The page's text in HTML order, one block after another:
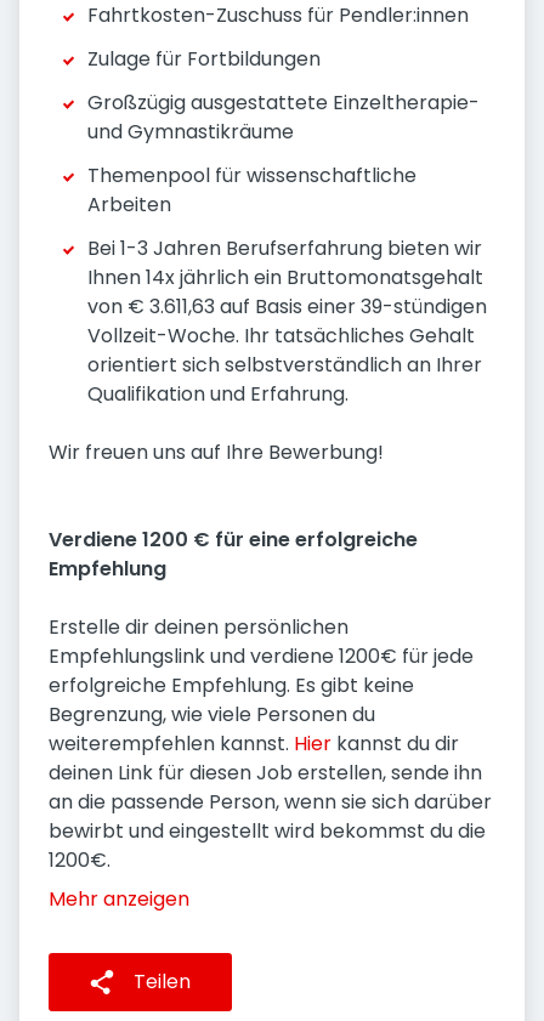
Fahrtkosten-Zuschuss für Pendler:innen
Zulage für Fortbildungen
Großzügig ausgestattete Einzeltherapie-
und Gymnastikräume
Themenpool für wissenschaftliche
Arbeiten
Bei 1-3 Jahren Berufs­erfahrung bieten wir
Ihnen 14x jährlich ein Brutto­monats­gehalt
von € 3.611,63 auf Basis einer 39-stündigen
Vollzeit-Woche. Ihr tatsächliches Gehalt
orientiert sich selbst­verständlich an Ihrer
Qualifikation und Erfahrung.
Wir freuen uns auf Ihre Bewerbung!
Verdiene 1200 € für eine erfolgreiche
Empfehlung
Erstelle dir deinen persönlichen
Empfehlungslink und verdiene 1200€ für jede
erfolgreiche Empfehlung. Es gibt keine
Begrenzung, wie viele Personen du
weiterempfehlen kannst. Hier kannst du dir
deinen Link für diesen Job erstellen, sende ihn
an die passende Person, wenn sie sich darüber
bewirbt und eingestellt wird bekommst du die
1200€.
Mehr anzeigen
Teilen